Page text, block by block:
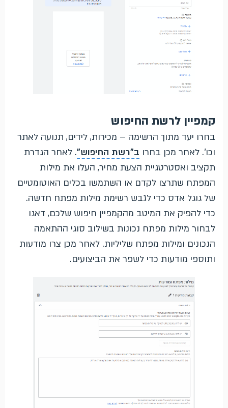
קמפיין לרשת החיפוש
בחרו יעד מתוך הרשימה – מכירות, לידים, תנועה לאתר
וכו'. לאחר מכן בחרו ב"רשת החיפוש". לאחר הגדרת
תקציב ואסטרטגיית הצעת מחיר, העלו את מילות
המפתח שתרצו לקדם או השתמשו בכלים האוטומטיים
של גוגל אדס כדי לגבש רשימת מילות מפתח חדשה.
כדי להפיק את המיטב מהקמפיין חיפוש שלכם, דאגו
לבחור מילות מפתח נכונות בשילוב סוגי ההתאמה
הנכונים ומילות מפתח שליליות. לאחר מכן צרו מודעות
ותוספי מודעות כדי לשפר את הביצועים.